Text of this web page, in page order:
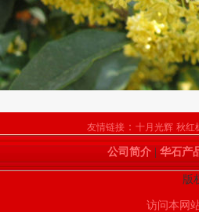
友情链接 ： 十月光辉 秋红
公司简介| 华石产
版
访问本网